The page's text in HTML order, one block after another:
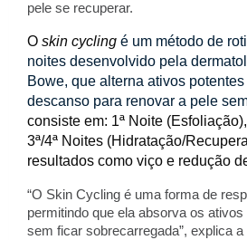
pele se recuperar.
O skin cycling é um método de
noites desenvolvido pela
Bowe, que alterna ativos
descanso para renovar a pele
consiste em: 1ª Noite
3ª/4ª Noites (Hidratação/
resultados como viço e redução
“O Skin Cycling é uma forma de
permitindo que ela absorva os
sem ficar sobrecarregada”, explica